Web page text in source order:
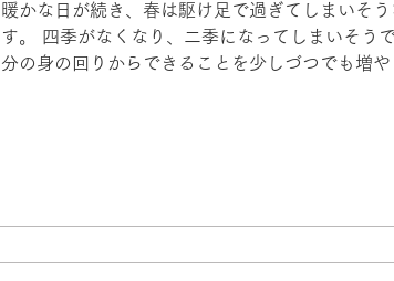
暖かな日が続き、春は駆け足で過ぎてしまいそ
す。 四季がなくなり、二季になってしまいそう
分の身の回りからできることを少しづつでも増